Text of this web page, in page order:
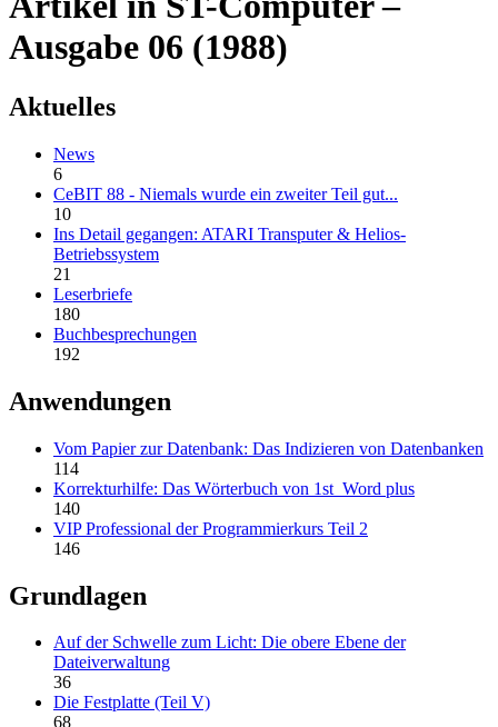
Ausgabe 06 (1988)
Aktuelles
News
6
CeBIT 88 - Niemals wurde ein zweiter Teil gut...
10
Ins Detail gegangen: ATARI Transputer & Helios-
Betriebssystem
21
Leserbriefe
180
Buchbesprechungen
192
Anwendungen
Vom Papier zur Datenbank: Das Indizieren von Datenbanken
114
Korrekturhilfe: Das Wörterbuch von 1st_Word plus
140
VIP Professional der Programmierkurs Teil 2
146
Grundlagen
Auf der Schwelle zum Licht: Die obere Ebene der
Dateiverwaltung
36
Die Festplatte (Teil V)
68